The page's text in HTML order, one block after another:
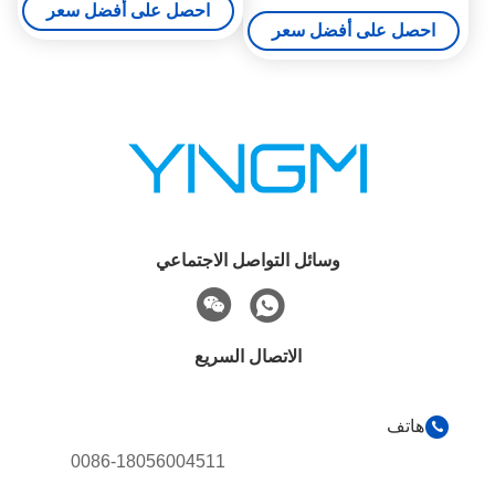
احصل على أفضل سعر
احصل على أفضل سعر
وسائل التواصل الاجتماعي
الاتصال السريع
هاتف
0086-18056004511